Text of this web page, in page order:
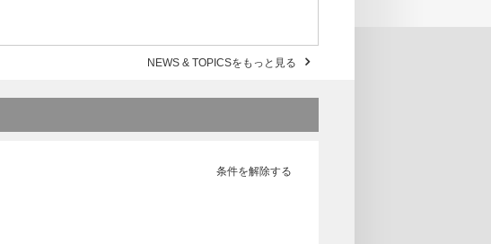
NEWS & TOPICSをもっと見る
条件を解除する